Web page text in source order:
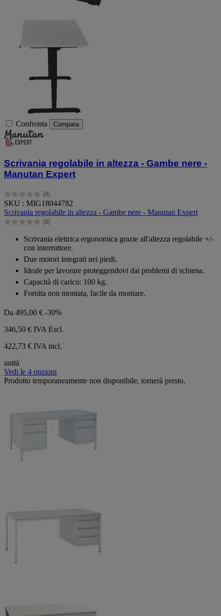
Confronta Compara
Scrivania regolabile in altezza - Gambe nere -
Manutan Expert
(0)
0.0
su
5
stelle.
SKU : MIG18044782
Scrivania regolabile in altezza - Gambe nere - Manutan Expert
(0)
0.0
Scrivania elettrica ergonomica grazie all'altezza regolabile +/-
con interruttore.
Due motori integrati nei piedi.
Ideale per lavorare proteggendovi dai problemi di schiena.
Capacità di carico: 100 kg.
Fornita non montata, facile da montare.
Da 495,00 € -30%
346,50 € IVA Escl.
422,73 € IVA incl.
unità
Vedi le 4 opzioni
Prodotto temporaneamente non disponibile, tornerà presto.